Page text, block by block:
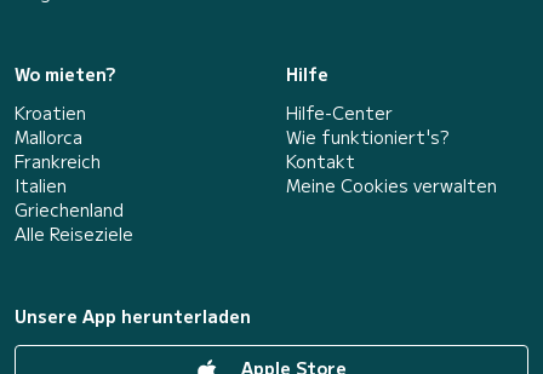
Wo mieten?
Kroatien
Mallorca
Frankreich
Italien
Griechenland
Alle Reiseziele
Hilfe
Hilfe-Center
Wie funktioniert's?
Kontakt
Meine Cookies verwalten
Unsere App herunterladen
Apple Store